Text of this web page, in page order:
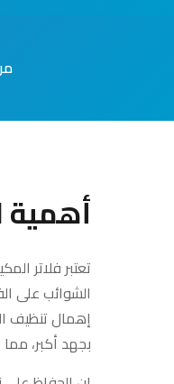
أهمية
تعتبر فلاتر
الشوائب على
إهمال تنظيف
بجهد أكبر،